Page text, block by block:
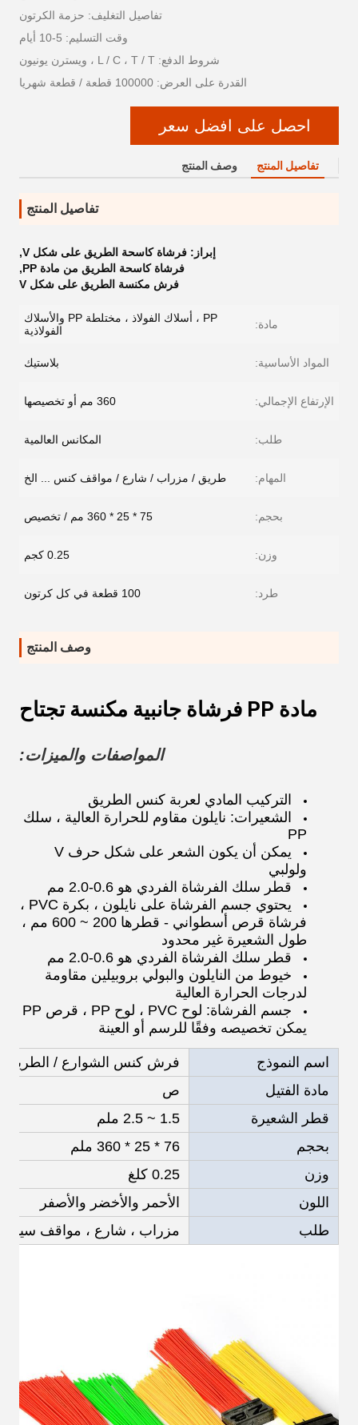
تفاصيل التغليف: حزمة الكرتون
وقت التسليم: 5-10 أيام
شروط الدفع: L / C ، T / T ، ويسترن يونيون
القدرة على العرض: 100000 قطعة / قطعة شهريا
احصل على افضل سعر
تفاصيل المنتج وصف المنتج
تفاصيل المنتج
إبراز: فرشاة كاسحة الطريق على شكل V
,
فرشاة كاسحة الطريق من مادة PP
,
فرش مكنسة الطريق على شكل V
مادة:
PP ، أسلاك الفولاذ ، مختلطة PP والأسلاك
الفولاذية
المواد الأساسية: بلاستيك
الإرتفاع الإجمالي: 360 مم أو تخصيصها
طلب: المكانس العالمية
المهام: طريق / مزراب / شارع / مواقف كنس ... الخ
بحجم: 75 * 25 * 360 مم / تخصيص
وزن: 0.25 كجم
طرد: 100 قطعة في كل كرتون
وصف المنتج
مادة PP فرشاة جانبية مكنسة تجتاح
المواصفات والميزات:
التركيب المادي لعربة كنس الطريق
الشعيرات: نايلون مقاوم للحرارة العالية ، سلك
PP
يمكن أن يكون الشعر على شكل حرف V
ولولبي
قطر سلك الفرشاة الفردي هو 0.6-2.0 مم
يحتوي جسم الفرشاة على نايلون ، بكرة PVC ،
فرشاة قرص أسطواني - قطرها 200 ~ 600 مم ،
طول الشعيرة غير محدود
قطر سلك الفرشاة الفردي هو 0.6-2.0 مم
خيوط من النايلون والبولي بروبيلين مقاومة
لدرجات الحرارة العالية
جسم الفرشاة: لوح PVC ، لوح PP ، قرص PP
يمكن تخصيصه وفقًا للرسم أو العينة
اسم النموذج
فرش كنس الشوارع / الطريق
مادة الفتيل
ص
قطر الشعيرة
1.5 ~ 2.5 ملم
بحجم
76 * 25 * 360 ملم
وزن
0.25 كلغ
اللون
الأحمر والأخضر والأصفر
طلب
مزراب ، شارع ، مواقف